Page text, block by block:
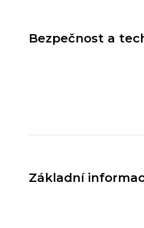
Bezpečnost a
Základní